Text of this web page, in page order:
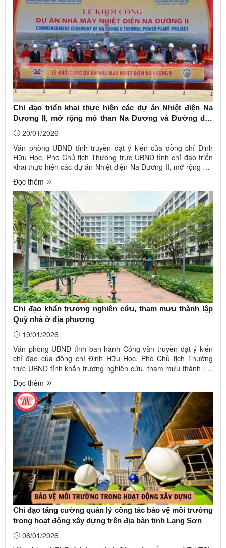
Chỉ đạo triển khai thực hiện các dự án Nhiệt điện Na
Dương II, mở rộng mỏ than Na Dương và Đường dây
110kV Lạng Sơn - Nhiệt điện Na Dương
20/01/2026
Văn phòng UBND tỉnh truyền đạt ý kiến của đồng chí Đinh
Hữu Học, Phó Chủ tịch Thường trực UBND tỉnh chỉ đạo triển
khai thực hiện các dự án Nhiệt điện Na Dương II, mở rộng mỏ
than Na Dương và Đường dây 110kV Lạng Sơn - Nhiệt điện
Na Dương, tại Công văn số 259/VP-KTCN ngày
11/01/2026. Ảnh minh họa. ...
Đọc thêm
Chỉ đạo khẩn trương nghiên cứu, tham mưu thành lập
Quỹ nhà ở địa phương
19/01/2026
Văn phòng UBND tỉnh ban hành Công văn truyền đạt ý kiến
chỉ đạo của đồng chí Đinh Hữu Học, Phó Chủ tịch Thường
trực UBND tỉnh khẩn trương nghiên cứu, tham mưu thành lập
Quỹ nhà ở địa phương. Ảnh minh họa. Nguồn Internet Theo
đó, giao Sở Xây dựng khẩn trương phối hợp với các cơ quan,
đơn vị ...
Đọc thêm
Chỉ đạo tăng cường quản lý công tác bảo vệ môi trường
trong hoạt động xây dựng trên địa bàn tỉnh Lạng Sơn
06/01/2026